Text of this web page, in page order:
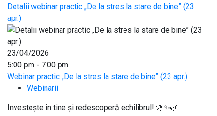
Detalii webinar practic „De la stres la stare de bine” (23
apr.)
23/04/2026
5:00 pm - 7:00 pm
Webinar practic „De la stres la stare de bine” (23 apr.)
Webinarii
Investește în tine și redescoperă echilibrul! 🌞✨🌿